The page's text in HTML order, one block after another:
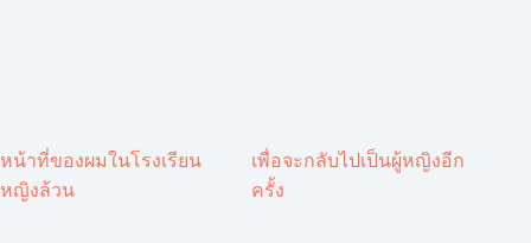
หน้าที่ของผมในโรงเรียน
หญิงล้วน
เพื่อจะกลับไปเป็นผู้หญิงอีก
ครั้ง